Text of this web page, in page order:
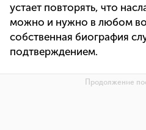
устает повторять, что
можно и нужно в любом
собственная биография
подтверждением.